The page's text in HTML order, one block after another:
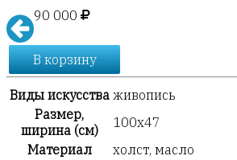
90 000
В корзину
Виды искусства живопись
Размер,
ширина (см)
100х47
Материал
холст, масло